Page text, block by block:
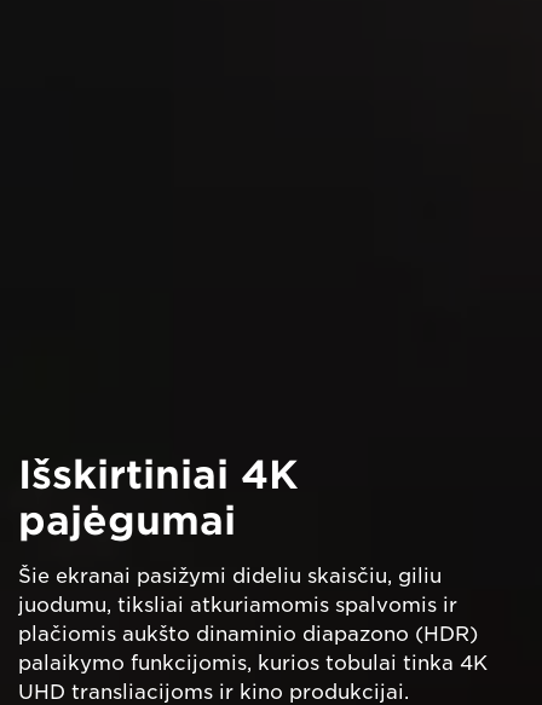
Išskirtiniai 4K
pajėgumai
Šie ekranai pasižymi dideliu skaisčiu, giliu
juodumu, tiksliai atkuriamomis spalvomis ir
plačiomis aukšto dinaminio diapazono (HDR)
palaikymo funkcijomis, kurios tobulai tinka 4K
UHD transliacijoms ir kino produkcijai.